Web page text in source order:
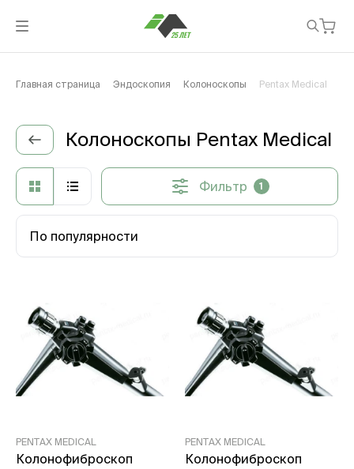
Главная страница Эндоскопия Колоноскопы Pentax Medical
Колоноскопы Pentax Medical
Фильтр 1
По популярности
PENTAX MEDICAL
Колонофиброскоп
PENTAX MEDICAL
Колонофиброскоп